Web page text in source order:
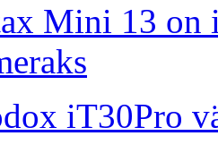
Mini 13 on
iT30Pro